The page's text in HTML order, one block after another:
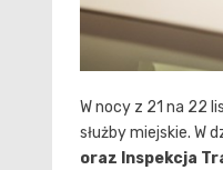
W nocy z 21 na 22
służby miejskie. W
oraz Inspekcja